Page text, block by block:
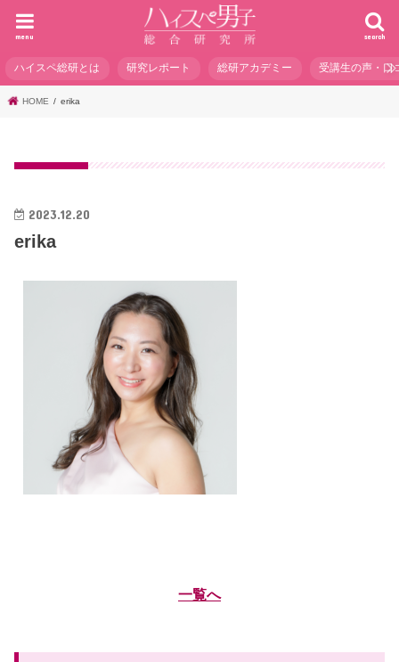
search
menu
ハイスペ総研とは 研究レポート 総研アカデミー 受講生の声・口
HOME erika
2023.12.20
erika
一覧へ